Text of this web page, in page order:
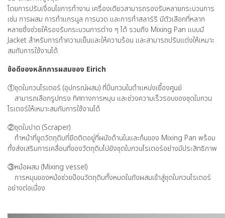
โดยการปรับเงื่อนไขการทำงาน เครื่องเดียวสามารถรองรับหลายกระบวนการ
เช่น การผสม การทำแกรนูล การนวด และการทำสลาร์รี มีตัวเลือกที่หลาก
หลายซึ่งช่วยให้รองรับกระบวนการต่าง ๆ ได้ รวมถึง Mixing Pan แบบมี
Jacket สำหรับการทำความเย็นและให้ความร้อน และสามารถปรับแต่งให้เหมาะ
สมกับการใช้งานได้
ข้อดีของหลักการผสมของ Eirich
①ชุดใบกวนโรเตอร์ (อุปกรณ์ผสม) ที่ปั่นกวนในตำแหน่งเยื้องศูนย์
สามารถเลือกรูปทรง ทิศทางการหมุน และช่วงความเร็วรอบของชุดใบกวน
โรเตอร์ให้เหมาะสมกับการใช้งานได้
②ชุดใบปาด (Scraper)
ทำหน้าที่ขูดวัตถุดิบที่ยึดติดอยู่ที่ผนังด้านในและก้นของ Mixing Pan พร้อม
ทั้งส่งเสริมการเคลื่อนที่ของวัตถุดิบไปยังชุดใบกวนโรเตอร์อย่างมีประสิทธิภาพ
③หม้อผสม (Mixing vessel)
การหมุนของหม้อช่วยป้อนวัตถุดิบทั้งหมดในถังผสมเข้าสู่ชุดใบกวนโรเตอร์
อย่างต่อเนื่อง